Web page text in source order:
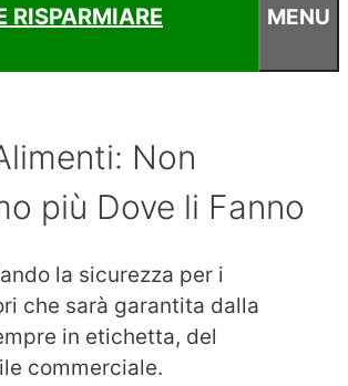
RISPARMIARE MENU
Non
più Dove li Fanno
la sicurezza per i
che sarà garantita dalla
in etichetta, del
commerciale.